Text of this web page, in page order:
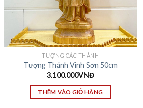
TƯỢNG CÁC THÁNH
Tượng Thánh Vinh Sơn 50cm
3.100.000VNĐ
THÊM VÀO GIỎ HÀNG